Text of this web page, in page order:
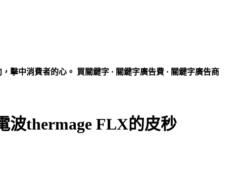
擊中消費者的心。 買關鍵字 · 關鍵字廣告費 · 關鍵字廣告商
波thermage FLX的皮秒